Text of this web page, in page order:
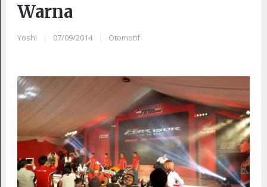
Warna
Yoshi 07/09/2014 Otomotif